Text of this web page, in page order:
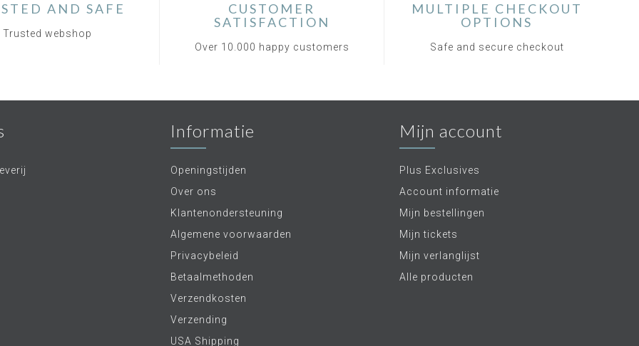
AND SAFE
Trusted webshop
CUSTOMER
SATISFACTION
Over 10.000 happy customers
MULTIPLE CHECKOUT
OPTIONS
Safe and secure checkout
Informatie
Openingstijden
Over ons
Klantenondersteuning
Algemene voorwaarden
Privacybeleid
Betaalmethoden
Verzendkosten
Verzending
USA Shipping
Mijn account
Plus Exclusives
Account informatie
Mijn bestellingen
Mijn tickets
Mijn verlanglijst
Alle producten